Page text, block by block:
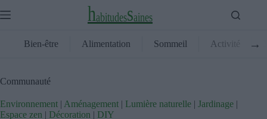
to
habitudessaines
Bien-être Alimentation Sommeil Activité →
Communauté
Environnement | Aménagement | Lumière naturelle | Jardinage |
Espace zen | Décoration | DIY